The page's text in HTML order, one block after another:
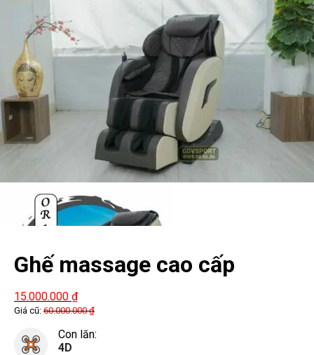
Ghế massage cao cấp
Yamado Ores 100 (đã qua sử
dụng)
15.000.000 ₫
Giá cũ: 60.000.000₫
Con lăn:
4D